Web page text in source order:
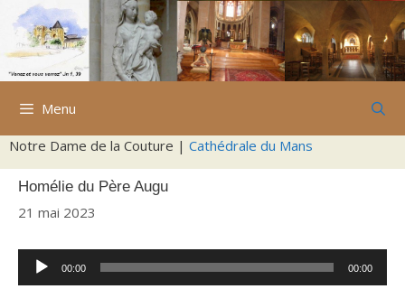
Aller
contenu
Menu
Notre Dame de la Couture | Cathédrale du Mans
Homélie du Père Augu
21 mai 2023
Lecteur
audio
00:00 00:00